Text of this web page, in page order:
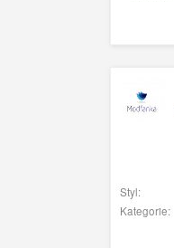
Styl:
Kategorie: